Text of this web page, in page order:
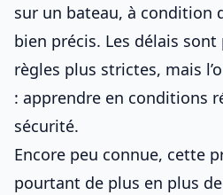
sur un bateau, à condition
bien précis. Les délais
règles plus strictes, mais
: apprendre en conditions
sécurité.
Encore peu connue, cette
pourtant de plus en plus